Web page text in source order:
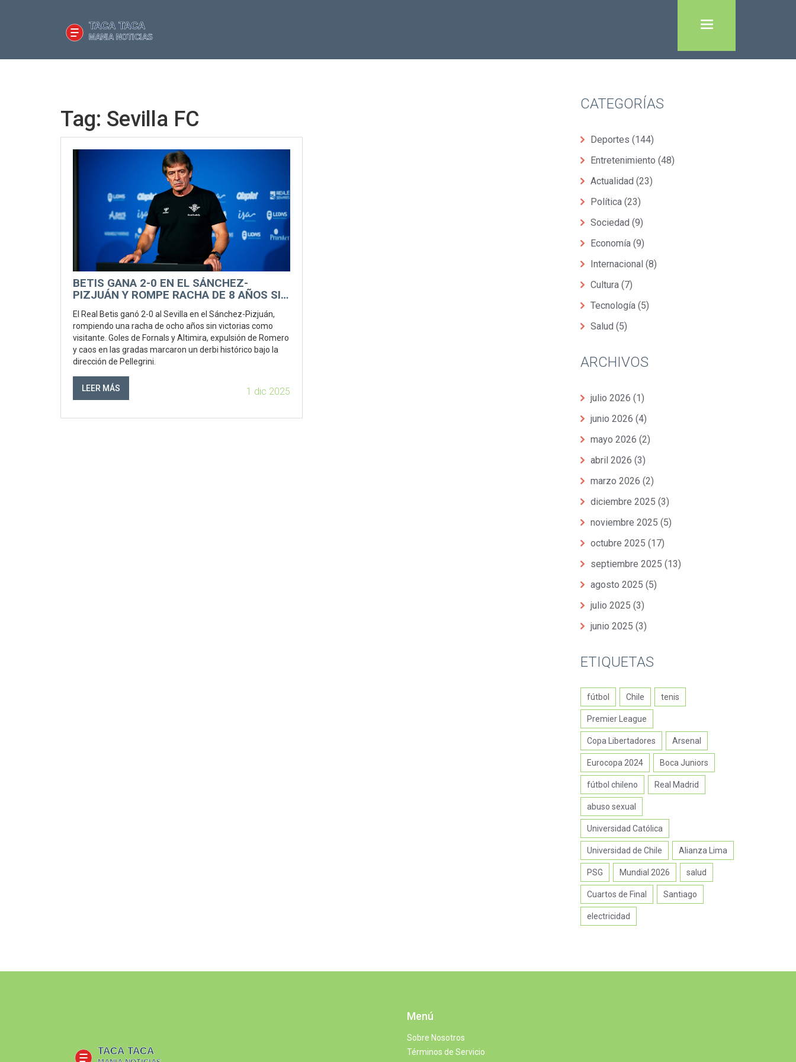
Tag: Sevilla FC
BETIS GANA 2-0 EN EL SÁNCHEZ-
PIZJUÁN Y ROMPE RACHA DE 8 AÑOS SIN
El Real Betis ganó 2-0 al Sevilla en el Sánchez-Pizjuán,
rompiendo una racha de ocho años sin victorias como
visitante. Goles de Fornals y Altimira, expulsión de Romero
y caos en las gradas marcaron un derbi histórico bajo la
dirección de Pellegrini.
LEER MÁS 1 dic 2025
CATEGORÍAS
Deportes (144)
Entretenimiento (48)
Actualidad (23)
Política (23)
Sociedad (9)
Economía (9)
Internacional (8)
Cultura (7)
Tecnología (5)
Salud (5)
ARCHIVOS
julio 2026 (1)
junio 2026 (4)
mayo 2026 (2)
abril 2026 (3)
marzo 2026 (2)
diciembre 2025 (3)
noviembre 2025 (5)
octubre 2025 (17)
septiembre 2025 (13)
agosto 2025 (5)
julio 2025 (3)
junio 2025 (3)
ETIQUETAS
fútbol Chile tenis
Premier League
Copa Libertadores Arsenal
Eurocopa 2024 Boca Juniors
fútbol chileno Real Madrid
abuso sexual
Universidad Católica
Universidad de Chile Alianza Lima
PSG Mundial 2026 salud
Cuartos de Final Santiago
electricidad
Menú
Sobre Nosotros
Términos de Servicio